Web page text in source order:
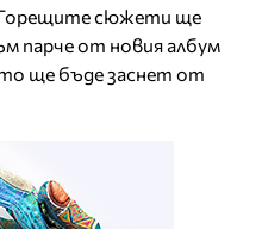
сюжети ще
парче от новия албум
ще бъде заснет от